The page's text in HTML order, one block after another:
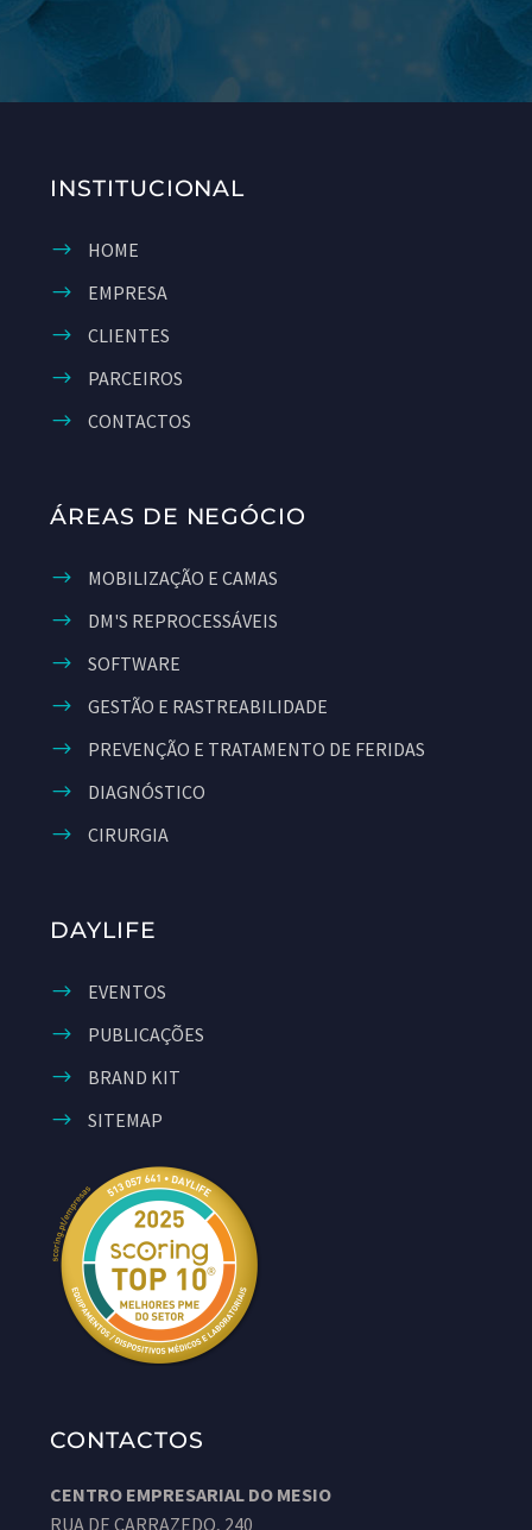
INSTITUCIONAL
HOME
EMPRESA
CLIENTES
PARCEIROS
CONTACTOS
ÁREAS DE NEGÓCIO
MOBILIZAÇÃO E CAMAS
DM'S REPROCESSÁVEIS
SOFTWARE
GESTÃO E RASTREABILIDADE
PREVENÇÃO E TRATAMENTO DE FERIDAS
DIAGNÓSTICO
CIRURGIA
DAYLIFE
EVENTOS
PUBLICAÇÕES
BRAND KIT
SITEMAP
CONTACTOS
CENTRO EMPRESARIAL DO MESIO
RUA DE CARRAZEDO, 240